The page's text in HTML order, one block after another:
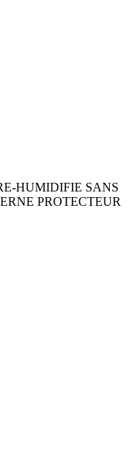
HUMIDIFIE SANS
PROTECTEUR